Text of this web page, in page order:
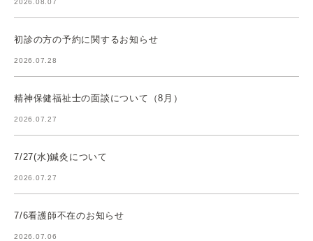
初診の方の予約に関するお知らせ
2026.07.28
精神保健福祉士の面談について（8月）
2026.07.27
7/27(水)鍼灸について
2026.07.27
7/6看護師不在のお知らせ
2026.07.06